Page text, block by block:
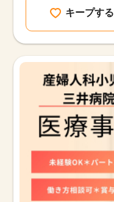
キープする